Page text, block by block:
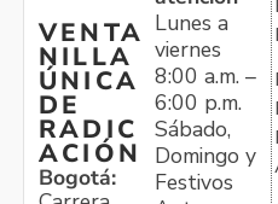
VENTA
NILLA
ÚNICA
DE
RADIC
ACIÓN
Bogotá:
Lunes a
viernes
8:00 a.m. –
6:00 p.m.
Sábado,
Domingo y
Festivos